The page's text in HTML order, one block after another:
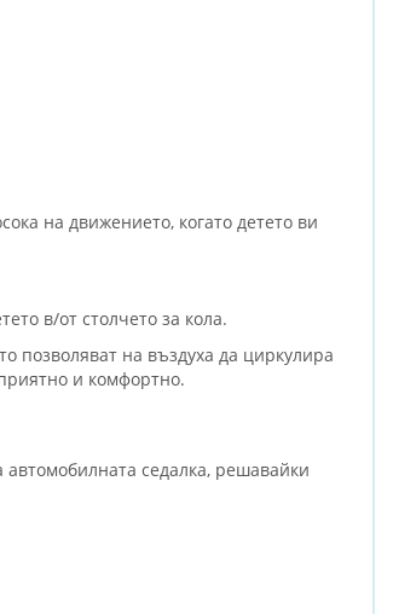
на движението, когато детето ви
в/от столчето за кола.
позволяват на въздуха да циркулира
и комфортно.
седалка, решавайки